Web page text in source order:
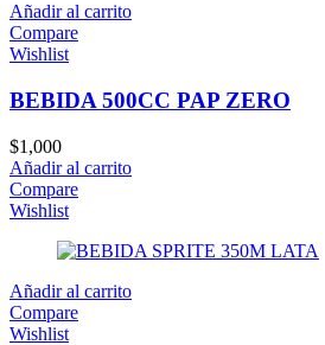
Añadir al carrito
Compare
Wishlist
BEBIDA 500CC PAP ZERO
$1,000
Añadir al carrito
Compare
Wishlist
Añadir al carrito
Compare
Wishlist